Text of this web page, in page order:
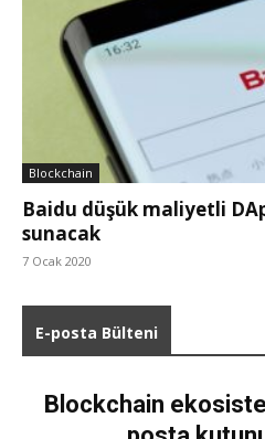
Blockchain
Baidu düşük maliyetli
sunacak
7 Ocak 2020
E-posta Bülteni
Blockchain